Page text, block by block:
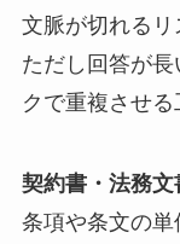
文脈が切れるリ
ただし回答が
クで重複させる
契約書・法務文
条項や条文の